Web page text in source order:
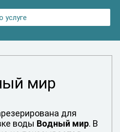
услуге
мир
для
воды Водный мир. В